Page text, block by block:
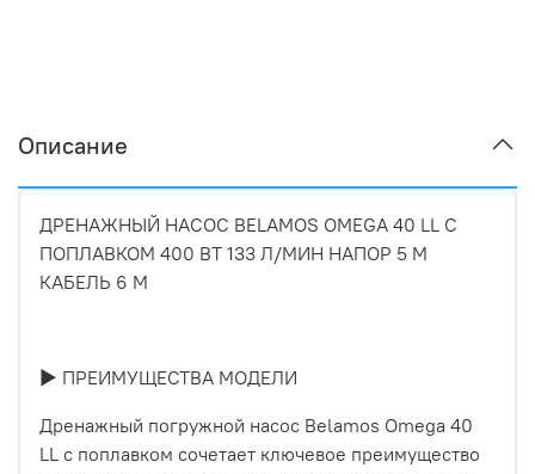
Описание
ДРЕНАЖНЫЙ НАСОС BELAMOS OMEGA 40 LL С
ПОПЛАВКОМ 400 ВТ 133 Л/МИН НАПОР 5 М
КАБЕЛЬ 6 М
► ПРЕИМУЩЕСТВА МОДЕЛИ
Дренажный погружной насос Belamos Omega 40
LL с поплавком сочетает ключевое преимущество